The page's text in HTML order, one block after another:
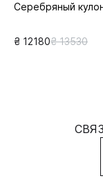
Серебряный
₴ 12180₴ 13530